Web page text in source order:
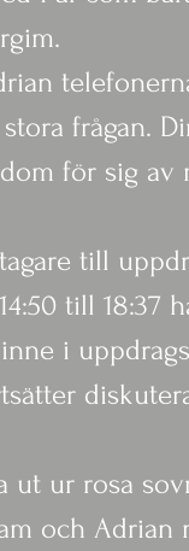
frågan.
för sig av
till
till 18:37
i
ut ur rosa
och